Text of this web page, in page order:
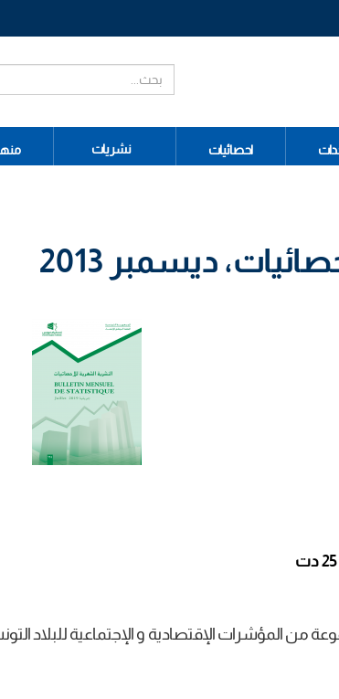
احصائيات نشريات
ديسمبر 2013
من المؤشرات الإقتصادية و الإجتماعية للبلاد